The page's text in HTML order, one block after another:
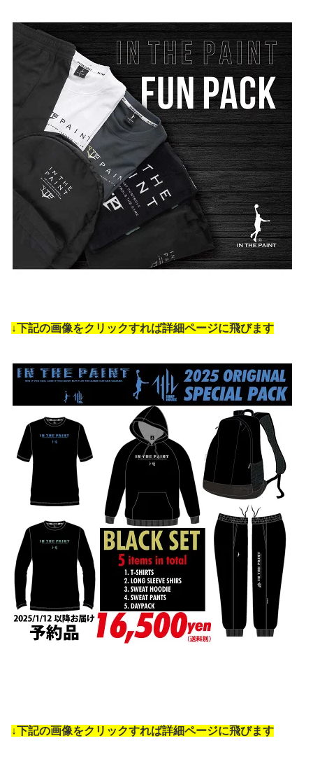
↓下記の画像をクリックすれば詳細ページに飛びます
↓下記の画像をクリックすれば詳細ページに飛びます